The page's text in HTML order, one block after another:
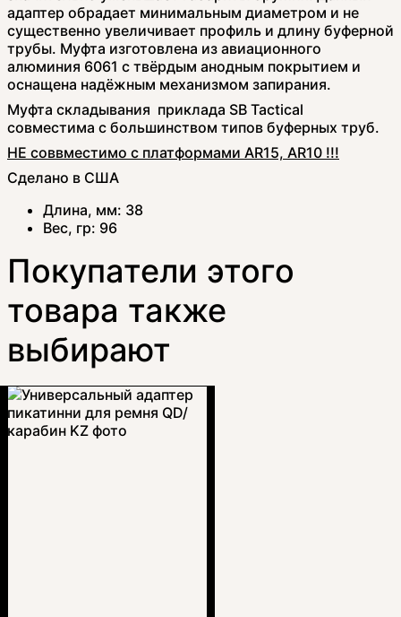
адаптер обрадает минимальным диаметром и не
существенно увеличивает профиль и длину буферной
трубы. Муфта изготовлена из авиационного
алюминия 6061 с твёрдым анодным покрытием и
оснащена надёжным механизмом запирания.
Муфта складывания приклада SB Tactical
совместима с большинством типов буферных труб.
НЕ соввместимо с платформами AR15, AR10 !!!
Сделано в США
Длина, мм: 38
Вес, гр: 96
Покупатели этого
товара также
выбирают